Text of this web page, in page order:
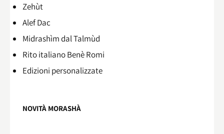
Zehùt
Alef Dac
Midrashìm dal Talmùd
Rito italiano Benè Romi​
Edizioni personalizzate
NOVITÀ MORASHÀ